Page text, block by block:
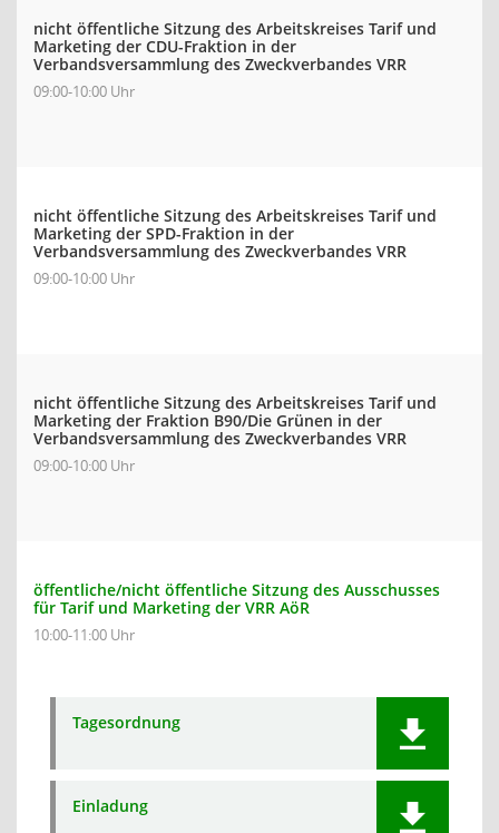
nicht öffentliche Sitzung des Arbeitskreises Tarif und
Marketing der CDU-Fraktion in der
Verbandsversammlung des Zweckverbandes VRR
09:00-10:00 Uhr
nicht öffentliche Sitzung des Arbeitskreises Tarif und
Marketing der SPD-Fraktion in der
Verbandsversammlung des Zweckverbandes VRR
09:00-10:00 Uhr
nicht öffentliche Sitzung des Arbeitskreises Tarif und
Marketing der Fraktion B90/Die Grünen in der
Verbandsversammlung des Zweckverbandes VRR
09:00-10:00 Uhr
öffentliche/nicht öffentliche Sitzung des Ausschusses
für Tarif und Marketing der VRR AöR
10:00-11:00 Uhr
Tagesordnung
Einladung